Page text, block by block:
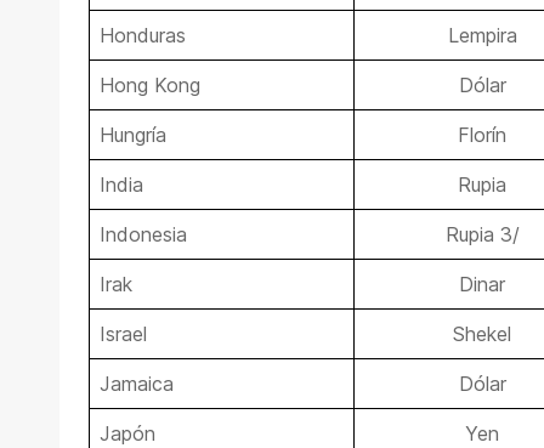
Honduras Lempira
Hong Kong Dólar
Hungría Florín
India Rupia
Indonesia Rupia 3/
Irak Dinar
Israel Shekel
Jamaica Dólar
Japón Yen